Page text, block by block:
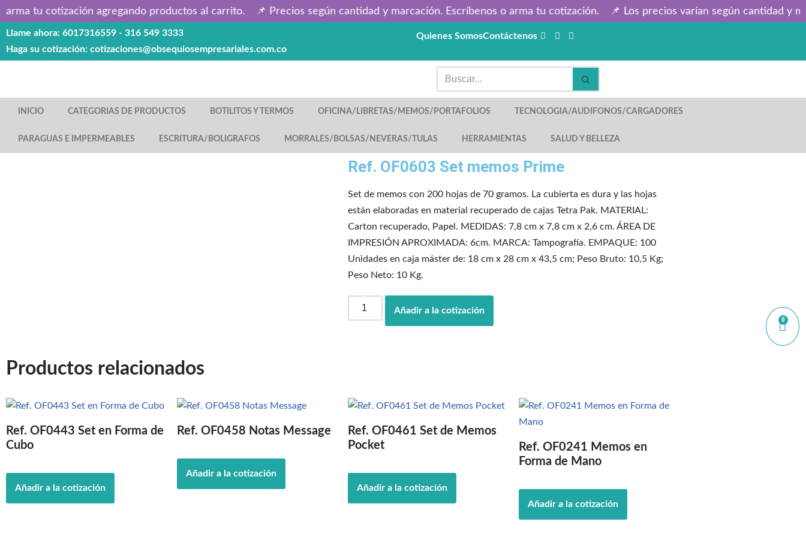
Saltar
al
tu cotización agregando productos al carrito. 📌 Precios según cantidad y marcación. Escríbenos o arma tu cotización. 📌 Los precios varían según cantidad y
Llame ahora: 6017316559 - 316 549 3333
Haga su cotización: cotizaciones@obsequiosempresariales.com.co
Quienes SomosContáctenos
0
INICIO CATEGORIAS DE PRODUCTOS BOTILITOS Y TERMOS OFICINA/LIBRETAS/MEMOS/PORTAFOLIOS TECNOLOGIA/AUDIFONOS/CARGADORES
PARAGUAS E IMPERMEABLES ESCRITURA/BOLIGRAFOS MORRALES/BOLSAS/NEVERAS/TULAS HERRAMIENTAS SALUD Y BELLEZA
Ref. OF0603 Set memos Prime
Set de memos con 200 hojas de 70 gramos. La cubierta es dura y las hojas
están elaboradas en material recuperado de cajas Tetra Pak. MATERIAL:
Carton recuperado, Papel. MEDIDAS: 7,8 cm x 7,8 cm x 2,6 cm. ÁREA DE
IMPRESIÓN APROXIMADA: 6cm. MARCA: Tampografía. EMPAQUE: 100
Unidades en caja máster de: 18 cm x 28 cm x 43,5 cm; Peso Bruto: 10,5 Kg;
Peso Neto: 10 Kg.
Añadir a la cotización
Productos relacionados
Ref. OF0443 Set en Forma de
Cubo
Añadir a la cotización
Ref. OF0458 Notas Message
Añadir a la cotización
Ref. OF0461 Set de Memos
Pocket
Añadir a la cotización
Ref. OF0241 Memos en
Forma de Mano
Añadir a la cotización